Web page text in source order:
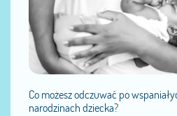
Co możesz odczuwać po
narodzinach dziecka?